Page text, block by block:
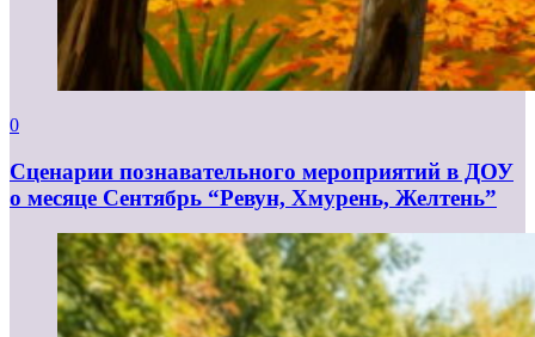
0
Сценарии познавательного мероприятий в ДОУ
о месяце Сентябрь “Ревун, Хмурень, Желтень”